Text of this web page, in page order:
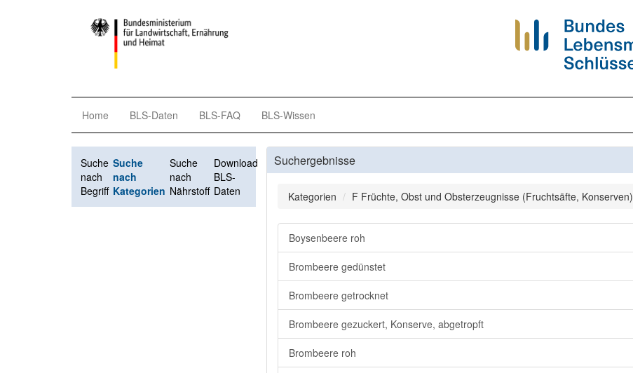
Home BLS-Daten BLS-FAQ BLS-Wissen
Suche
nach
Begriff
Suche
nach
Kategorien
Suche
nach
Nährstoff
Download
BLS-
Daten
Suchergebnisse
Kategorien F Früchte, Obst und Obsterzeugnisse (Fruchtsäfte, Konserven)
Boysenbeere roh
Brombeere gedünstet
Brombeere getrocknet
Brombeere gezuckert, Konserve, abgetropft
Brombeere roh